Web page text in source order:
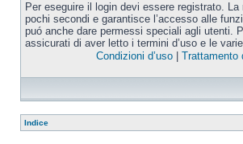
Per eseguire il login devi essere registrato.
pochi secondi e garantisce l’accesso alle
puó anche dare permessi speciali agli utenti.
assicurati di aver letto i termini d’uso e le
Condizioni d’uso| Trattamento
Indice